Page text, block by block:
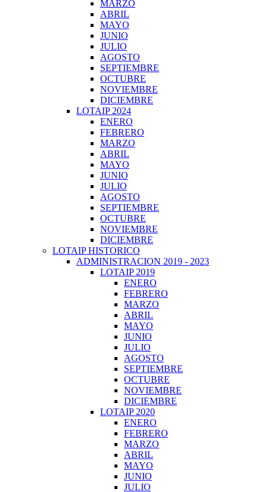
MARZO
ABRIL
MAYO
JUNIO
JULIO
AGOSTO
SEPTIEMBRE
OCTUBRE
NOVIEMBRE
DICIEMBRE
LOTAIP 2024
ENERO
FEBRERO
MARZO
ABRIL
MAYO
JUNIO
JULIO
AGOSTO
SEPTIEMBRE
OCTUBRE
NOVIEMBRE
DICIEMBRE
LOTAIP HISTORICO
ADMINISTRACION 2019 - 2023
LOTAIP 2019
ENERO
FEBRERO
MARZO
ABRIL
MAYO
JUNIO
JULIO
AGOSTO
SEPTIEMBRE
OCTUBRE
NOVIEMBRE
DICIEMBRE
LOTAIP 2020
ENERO
FEBRERO
MARZO
ABRIL
MAYO
JUNIO
JULIO